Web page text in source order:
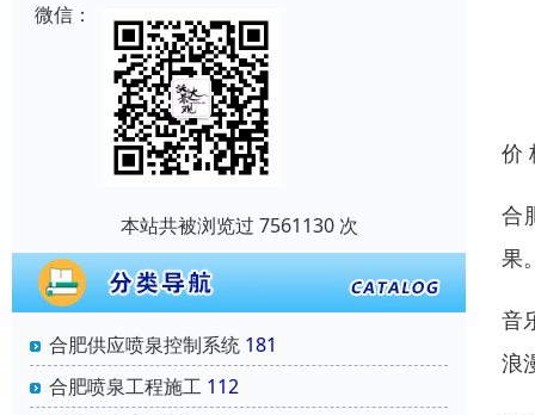
微信：
本站共被浏览过 7561130 次
合肥供应喷泉控制系统 181
合肥喷泉工程施工 112
价
合
果
音
浪